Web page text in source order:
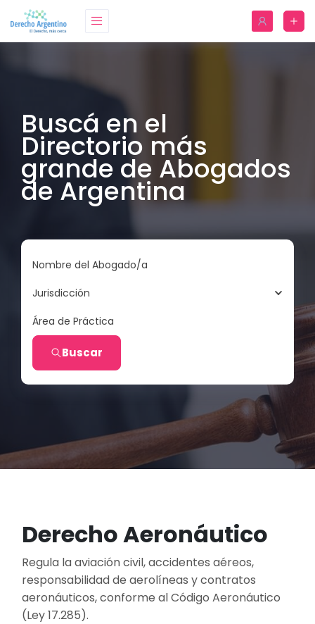
Buscá en el
Directorio más
grande de Abogados
de Argentina
Nombre del Abogado/a
Jurisdicción
Área de Práctica
Buscar
Derecho Aeronáutico
Regula la aviación civil, accidentes aéreos,
responsabilidad de aerolíneas y contratos
aeronáuticos, conforme al Código Aeronáutico
(Ley 17.285).